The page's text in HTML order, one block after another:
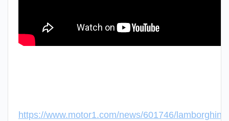
https://www.motor1.com/news/601746/lamborghini-